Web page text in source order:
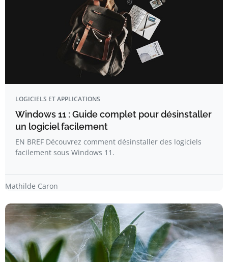
LOGICIELS ET APPLICATIONS
Windows 11 : Guide complet pour désinstaller
un logiciel facilement
EN BREF Découvrez comment désinstaller des logiciels
facilement sous Windows 11.
Mathilde Caron